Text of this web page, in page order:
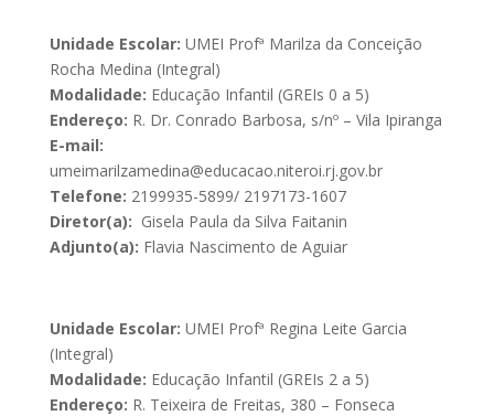
Unidade Escolar: UMEI Profª Marilza da Conceição
Rocha Medina (Integral)
Modalidade: Educação Infantil (GREIs 0 a 5)
Endereço: R. Dr. Conrado Barbosa, s/nº – Vila Ipiranga
E-mail:
umeimarilzamedina@educacao.niteroi.rj.gov.br
Telefone: 2199935-5899/ 2197173-1607
Diretor(a): Gisela Paula da Silva Faitanin
Adjunto(a): Flavia Nascimento de Aguiar
Unidade Escolar: UMEI Profª Regina Leite Garcia
(Integral)
Modalidade: Educação Infantil (GREIs 2 a 5)
Endereço: R. Teixeira de Freitas, 380 – Fonseca